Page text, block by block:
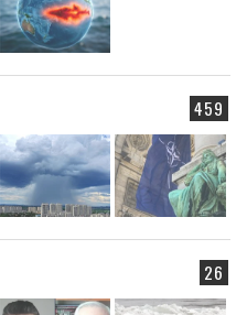
459
26